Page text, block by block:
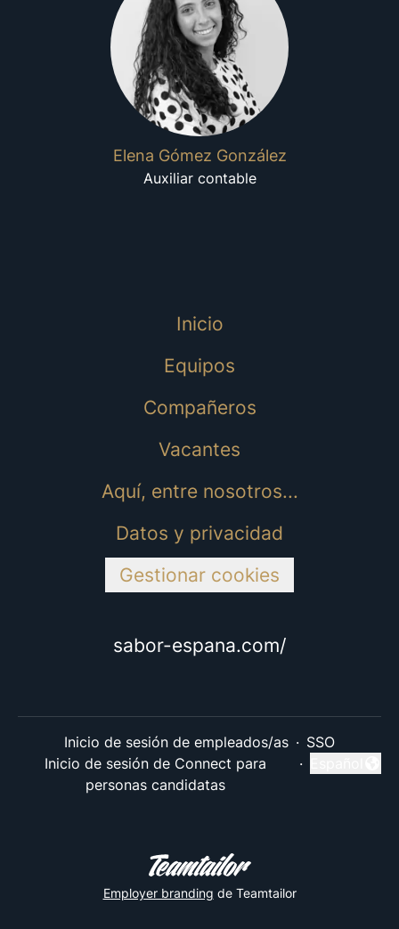
Elena Gómez González
Auxiliar contable
Inicio
Equipos
Compañeros
Vacantes
Aquí, entre nosotros...
Datos y privacidad
Gestionar cookies
sabor-espana.com/
Inicio de sesión de empleados/as · SSO
Inicio de sesión de Connect para
personas candidatas
·
Cambiar
Employer branding de Teamtailor